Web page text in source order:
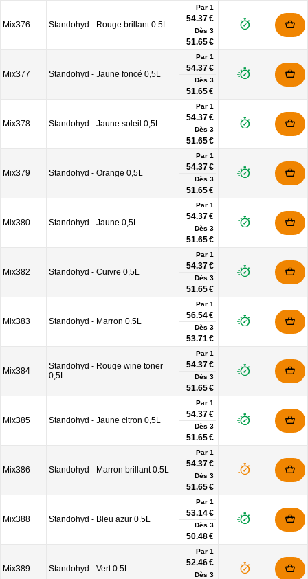
Mix376 Standohyd - Rouge brillant 0.5L
Par 1
54.37 €
Dès 3
51.65 €
Mix377 Standohyd - Jaune foncé 0,5L
Par 1
54.37 €
Dès 3
51.65 €
Mix378 Standohyd - Jaune soleil 0,5L
Par 1
54.37 €
Dès 3
51.65 €
Mix379 Standohyd - Orange 0,5L
Par 1
54.37 €
Dès 3
51.65 €
Mix380 Standohyd - Jaune 0,5L
Par 1
54.37 €
Dès 3
51.65 €
Mix382 Standohyd - Cuivre 0,5L
Par 1
54.37 €
Dès 3
51.65 €
Mix383 Standohyd - Marron 0.5L
Par 1
56.54 €
Dès 3
53.71 €
Mix384
Standohyd - Rouge wine toner
0,5L
Par 1
54.37 €
Dès 3
51.65 €
Mix385 Standohyd - Jaune citron 0,5L
Par 1
54.37 €
Dès 3
51.65 €
Mix386 Standohyd - Marron brillant 0.5L
Par 1
54.37 €
Dès 3
51.65 €
Mix388 Standohyd - Bleu azur 0.5L
Par 1
53.14 €
Dès 3
50.48 €
Mix389 Standohyd - Vert 0.5L
Par 1
52.46 €
Dès 3